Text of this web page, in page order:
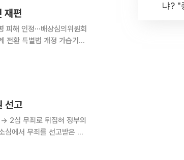
재편
피해 인정⋯배상심의위원회
전환 특별법 개정 가습기살
선고
무죄로 뒤집혀 정부의
심에서 무죄를 선고받은 제
냐? "